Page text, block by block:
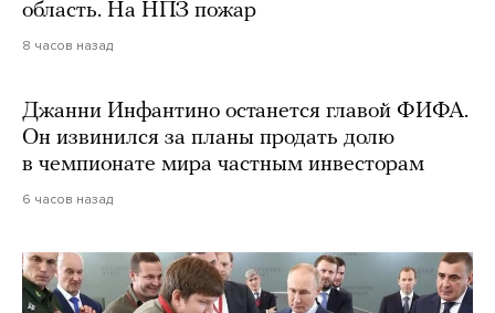
область. На НПЗ пожар
8 часов назад
Джанни Инфантино останется главой ФИФА.
Он извинился за планы продать долю
в чемпионате мира частным инвесторам
6 часов назад